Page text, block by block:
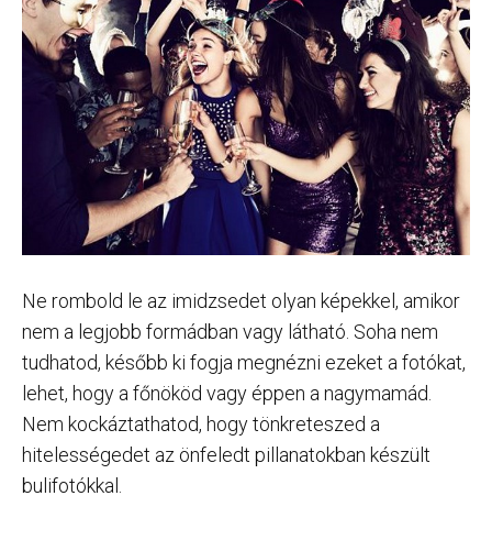
Ne rombold le az imidzsedet olyan képekkel, amikor
nem a legjobb formádban vagy látható. Soha nem
tudhatod, később ki fogja megnézni ezeket a fotókat,
lehet, hogy a főnököd vagy éppen a nagymamád.
Nem kockáztathatod, hogy tönkreteszed a
hitelességedet az önfeledt pillanatokban készült
bulifotókkal.